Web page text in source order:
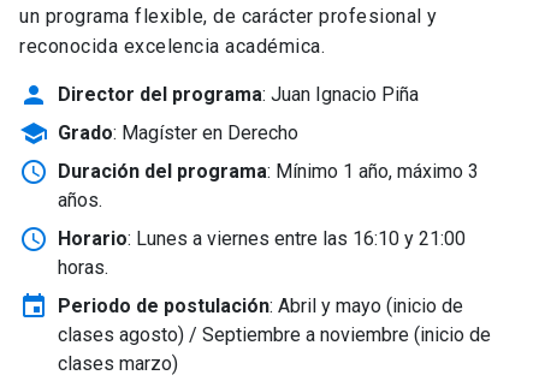
un programa flexible, de carácter profesional y
reconocida excelencia académica.
person Director del programa: Juan Ignacio Piña
school Grado: Magíster en Derecho
schedule Duración del programa: Mínimo 1 año, máximo 3
años.
schedule Horario: Lunes a viernes entre las 16:10 y 21:00
horas.
event Periodo de postulación: Abril y mayo (inicio de
clases agosto) / Septiembre a noviembre (inicio de
clases marzo)